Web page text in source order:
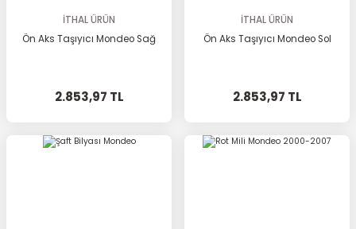
İTHAL ÜRÜN
Ön Aks Taşıyıcı Mondeo Sağ
2.853,97 TL
İTHAL ÜRÜN
Ön Aks Taşıyıcı Mondeo Sol
2.853,97 TL